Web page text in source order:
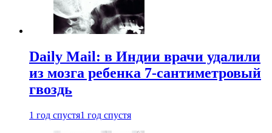
Daily Mail: в Индии врачи удалили
из мозга ребенка 7-сантиметровый
гвоздь
1 год спустя1 год спустя